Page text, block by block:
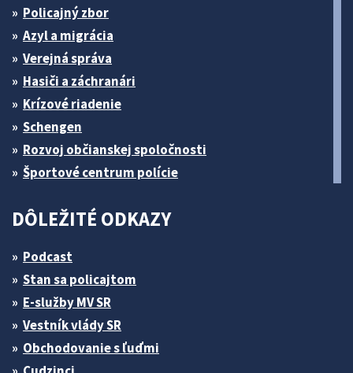
Policajný zbor
Azyl a migrácia
Verejná správa
Hasiči a záchranári
Krízové riadenie
Schengen
Rozvoj občianskej spoločnosti
Športové centrum polície
DÔLEŽITÉ ODKAZY
Podcast
Stan sa policajtom
E-služby MV SR
Vestník vlády SR
Obchodovanie s ľuďmi